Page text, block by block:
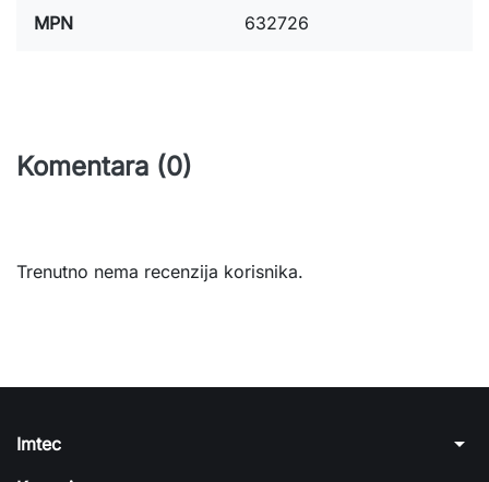
MPN 632726
Komentara (0)
Trenutno nema recenzija korisnika.
Imtec arrow_drop_down